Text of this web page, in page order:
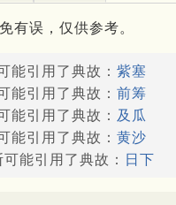
有误，仅供参考。
能引用了典故： 紫塞
能引用了典故： 前筹
能引用了典故： 及瓜
能引用了典故： 黄沙
能引用了典故：
日下